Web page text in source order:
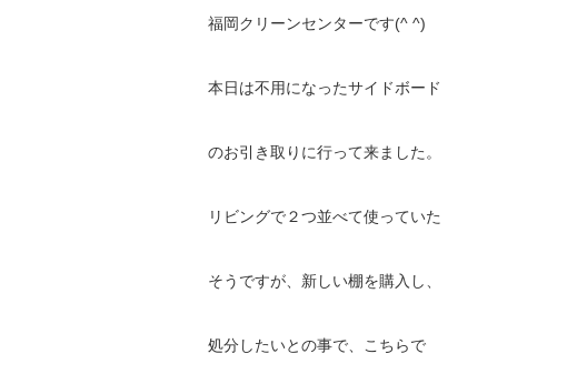
福岡クリーンセンターです(^ ^)
本日は不用になったサイドボード
のお引き取りに行って来ました。
リビングで２つ並べて使っていた
そうですが、新しい棚を購入し、
処分したいとの事で、こちらで